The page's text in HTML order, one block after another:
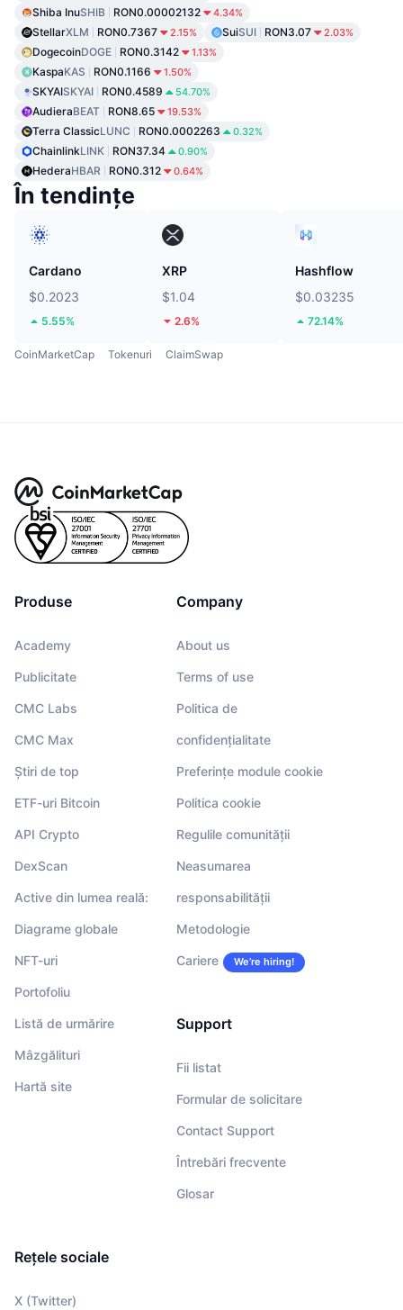
Shiba InuSHIB RON0.00002132 4.34%
StellarXLM RON0.7367 2.15% SuiSUI RON3.07 2.03%
DogecoinDOGE RON0.3142 1.13%
KaspaKAS RON0.1166 1.50%
SKYAISKYAI RON0.4589 54.70%
AudieraBEAT RON8.65 19.53%
Terra ClassicLUNC RON0.0002263 0.32%
ChainlinkLINK RON37.34 0.90%
HederaHBAR RON0.312 0.64%
În tendințe
Cardano
$0.2023
5.55%
XRP
$1.04
2.6%
Hashflow
$0.03235
72.14%
CoinMarketCap Tokenuri ClaimSwap
Produse
Academy
Publicitate
CMC Labs
CMC Max
Știri de top
ETF-uri Bitcoin
API Crypto
DexScan
Active din lumea reală:
Diagrame globale
NFT-uri
Portofoliu
Listă de urmărire
Mâzgălituri
Hartă site
Company
About us
Terms of use
Politica de
confidențialitate
Preferințe module cookie
Politica cookie
Regulile comunității
Neasumarea
responsabilității
Metodologie
Cariere We’re hiring!
Support
Fii listat
Formular de solicitare
Contact Support
Întrebări frecvente
Glosar
Rețele sociale
X (Twitter)